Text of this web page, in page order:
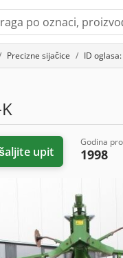
Precizne sijačice ID
upit
Godina
1998